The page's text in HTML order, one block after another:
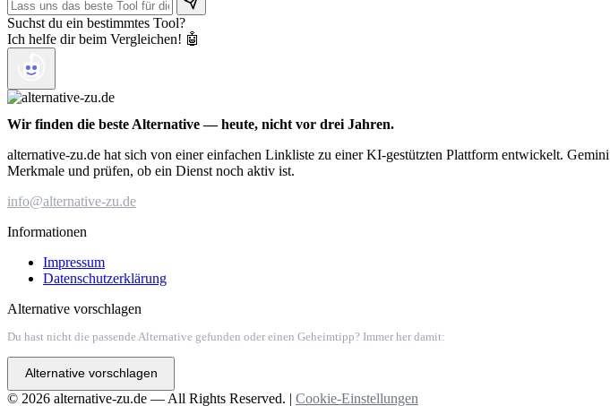
Suchst du ein bestimmtes Tool?
Ich helfe dir beim Vergleichen! 🤖
Wir finden die beste Alternative — heute, nicht vor drei Jahren.
alternative-zu.de hat sich von einer einfachen Linkliste zu einer KI-gestützten Plattform entwickelt.
Merkmale und prüfen, ob ein Dienst noch aktiv ist.
info@alternative-zu.de
Informationen
Impressum
Datenschutzerklärung
Alternative vorschlagen
Du hast nicht die passende Alternative gefunden oder einen Geheimtipp? Immer her damit:
Alternative vorschlagen
© 2026 alternative-zu.de — All Rights Reserved. | Cookie-Einstellungen